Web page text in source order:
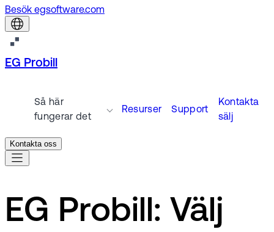
Besök egsoftware.com
EG Probill
Så här
fungerar det
Resurser Support
Kontakta
sälj
Kontakta oss
EG Probill: Välj